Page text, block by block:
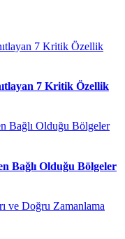
7 Kritik Özellik
Bağlı Olduğu Bölgeler